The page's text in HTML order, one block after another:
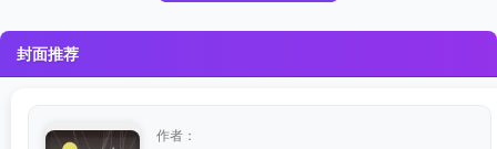
封面推荐
作者：